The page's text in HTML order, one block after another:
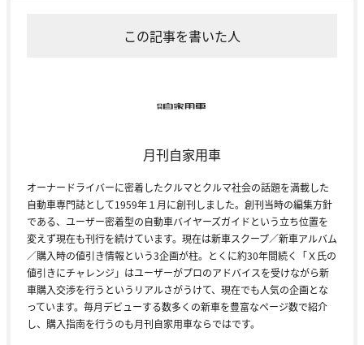
この記事を書いた人
月刊自家用車
オーナードライバーに密着したクルマとクルマ社会の話題を満載した
自動車専門誌として1959年１月に創刊しました。創刊当時の編集方針
である、ユーザー密着型の自動車バイヤーズガイドという立ち位置を
変えず現在も刊行を続けています。現在は新車スクープ／新車アルバム
／購入時の値引き情報という3企画が柱。とくに約30年間続く「Ｘ氏の
値引きにチャレンジ」はユーザーがプロのアドバイスを受けながら新
車購入交渉を行うというリアルさがうけて、現在でも人気の企画とな
っています。毎月デビューする数多くの新車を豊富なページ数で紹介
し、購入指南を行うのも月刊自家用車ならではです。